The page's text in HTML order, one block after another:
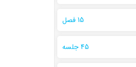
15 فصل
45 جلسه